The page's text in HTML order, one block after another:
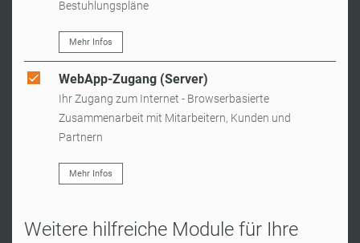
Bestuhlungspläne
Mehr Infos
WebApp-Zugang (Server)
Ihr Zugang zum Internet - Browserbasierte
Zusammenarbeit mit Mitarbeitern, Kunden und
Partnern
Mehr Infos
Weitere hilfreiche Module für Ihre